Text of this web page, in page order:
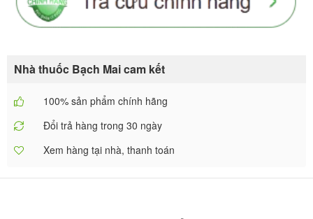
Nhà thuốc Bạch Mai cam kết
100% sản phẩm chính hãng
Đổi trả hàng trong 30 ngày
Xem hàng tại nhà, thanh toán